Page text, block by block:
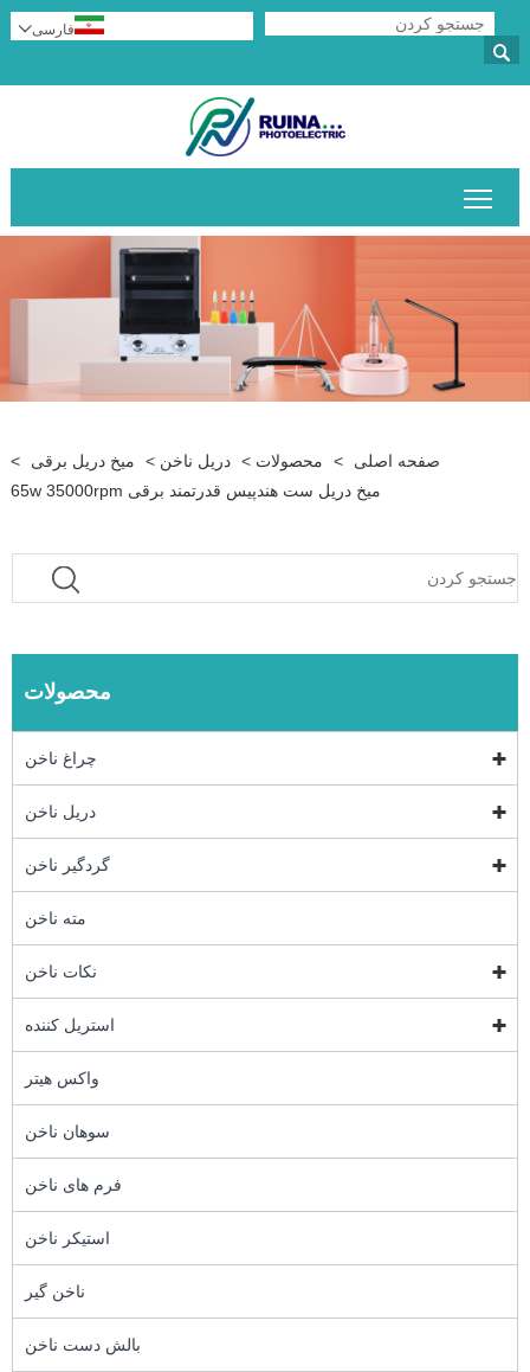

فارسی
صفحه اصلی > محصولات > دریل ناخن > میخ دریل برقی
>
میخ دریل ست هندپیس قدرتمند برقی 65w 35000rpm
محصولات
چراغ ناخن
دریل ناخن
گردگیر ناخن
مته ناخن
نکات ناخن
استریل کننده
واکس هیتر
سوهان ناخن
فرم های ناخن
استیکر ناخن
ناخن گیر
بالش دست ناخن